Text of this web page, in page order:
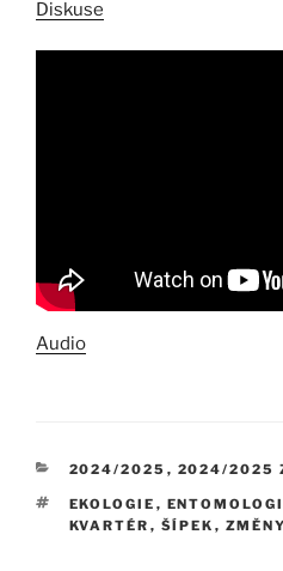
Diskuse
Audio
RUBRIKY
2024/2025 , 2024/2025
ŠTÍTKY
EKOLOGIE ,
KVARTÉR , ŠÍPEK , ZMĚNY